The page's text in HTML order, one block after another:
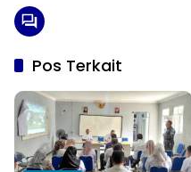
Pos Terkait